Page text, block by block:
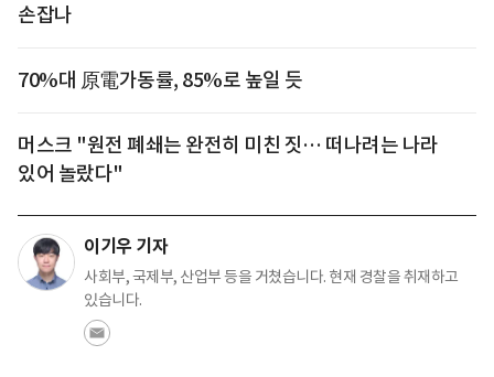
손잡나
70%대 原電가동률, 85%로 높일 듯
머스크 "원전 폐쇄는 완전히 미친 짓… 떠나려는 나라
있어 놀랐다"
이기우 기자
사회부, 국제부, 산업부 등을 거쳤습니다. 현재 경찰을 취재하고
있습니다.